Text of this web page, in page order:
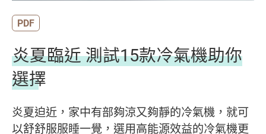
PDF
炎夏臨近 測試15款冷氣機助你
選擇
炎夏迫近，家中有部夠涼又夠靜的冷氣機，就可
以舒舒服服睡一覺，選用高能源效益的冷氣機更